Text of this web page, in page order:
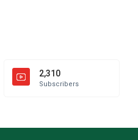
2,310
Subscribers